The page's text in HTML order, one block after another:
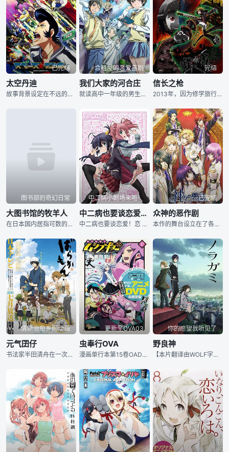
已完结
太空丹迪
故事背景设定在不远的近未来，地球人的活动空间已触及到茫茫的外太空。故事主人公是一名叫丹迪（诹访部顺一 配音）的宇宙猎人，同时也是有名的花花公子。他和他的搭档——旧型清洁机器人QT（佐武宇绮 配音）
合租屋的恋爱喜剧
我们大家的河合庄
就读高中一年级的男生——宇佐和成，因为父母调职的关系，住进了便宜且附有三餐的宿舍“河合庄”展开独居生活。在那里，他遇见了同样也住在这栋宿舍的单恋对象——河合律，而除了律之外，还要跟其他个人特色强烈的房客一同生活……。
完结
信长之枪
2013年，因为修学旅行而来到台湾的女高中生小椋汐，遭到了突然出现的怪兽“进化侵略体”的袭击。在军队完全没用的时候，谜之男子们出现在面前，他们是超国家机关“DOGOO”的代理人，继承了“伟人之魂”，并将这股力量用之战斗的“E遗传子持有者”。终于，在友人面临危机之际，小椋汐身上的“伟人之魂”也觉醒了……《信长之枪》是日本漫画家久正人自2011年开始在杂志《COMIC Earth Star》上连载的漫画作品，标题来自信长和枪的组合词。
图书部的奇幻日常
大图书馆的牧羊人
在日本国内居指可数的学校法人“汐美学园”不仅拥有众多学生宿舍、各种运动设施，还提供了餐厅甚至电车等资源，其中以规模仅次于国家图书馆的“大图书馆”最为引人注目。“图书社”的成员笕京太郎，经常一个人在大图书馆中悠闲地读书。4月，从“不论什么样的愿望都能实现”的谜之牧羊人那里，收到了写着“今天，会有改变你的命运的事件吧”的邮件的笕，认识了白崎鸫。“为了让学园变得更快乐”而活动的鸫，和她的朋友樱庭玉藻、以及笕的朋友一起加入了图书社。之后，两位少女铃木佳奈与御园千莉也加入了。六个人都收到了牧羊人发的相同邮件。以Co
中二病小剧场来啦！
中二病也要谈恋爱！恋 SP
中二病也要谈恋爱！恋 动画的番外篇，收录于之后发售的Blu-ray&amp;DVD 之中。
已完结
众神的恶作剧
本作的舞台设立在了各种各样神话中的众神聚集的世界，主要讲述了各神话中的代表神明聚集到这个世界，商量着如何打破众神中存在“讨厌人类的问题儿”这一现状。神明是爱护人类、被人类崇拜的存在，而现在神明与人类的关系变得稀薄是一件令大家担忧的事。于是为解决这个问题，这个世界里建起了与人类就读的学校十分相似的“校舍”，并选出一名人类少女——草剃结衣来教会这些问题神明何为“人类”、何为“爱”……就这样结衣与神之间的禁断之恋正式开始。《诸神的恶作剧》（神々の悪戯），是Broccoli于2013年10月24日开始以PSP形式
清新治愈乡间动画
元气囝仔
书法家半田清舟在一次表彰派对上殴打了书法展览馆的馆长。之后，父亲认为他“缺少了做人应有的部分”，为了让他成长而将其送到了自然风光美好的五岛上。在这里，他邂逅了包括天真烂漫的少女·琴石在内的岛民们，大家都是充满个性的人物。清舟也同他们之间建立了深厚的羁绊。而他在生活中为乡下特有的人际关系所苦恼的同时，却也不知不觉发现了新的事物…
更新至OVA03
虫奉行OVA
漫画单行本第15卷OAD付特装版7月18号发售，收录动画OVA第1话。漫画单行本第16卷OAD付特装版10月17号发售，收录动画OVA第2话。漫画单行本第17卷OAD付特装版15年1月16号发售，收录动画OVA第3话。
你的愿望我听见了
野良神
【本片翻译由WOLF字幕组友情提供】神明的世界，居然也像人类世界一样竞争激烈！没有神社供奉（公司）、缺少香火（资本）的落魄神明夜斗，因为性格缺陷，导致手下的神器（员工）纷纷跳槽。怀抱“受万民景仰”这个伟大梦想的他，只好只身在此岸与彼岸间徘徊，为五块钱的香油钱（五斗米）折腰，接受上至斩妖除魔、下至修东修西的各类委托…… 超贴近现实社会的新神明物语！